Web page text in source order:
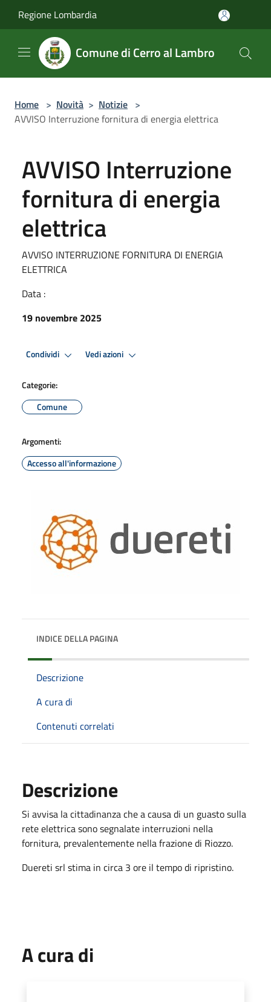
Regione Lombardia
Comune di Cerro al Lambro
Home > Novità > Notizie >
AVVISO Interruzione fornitura di energia elettrica
AVVISO Interruzione
fornitura di energia
elettrica
AVVISO INTERRUZIONE FORNITURA DI ENERGIA
ELETTRICA
Data :
19 novembre 2025
Condividi Vedi azioni
Categorie:
Comune
Argomenti:
Accesso all'informazione
INDICE DELLA PAGINA
Descrizione
A cura di
Contenuti correlati
Descrizione
Si avvisa la cittadinanza che a causa di un guasto sulla
rete elettrica sono segnalate interruzioni nella
fornitura, prevalentemente nella frazione di Riozzo.
Duereti srl stima in circa 3 ore il tempo di ripristino.
A cura di